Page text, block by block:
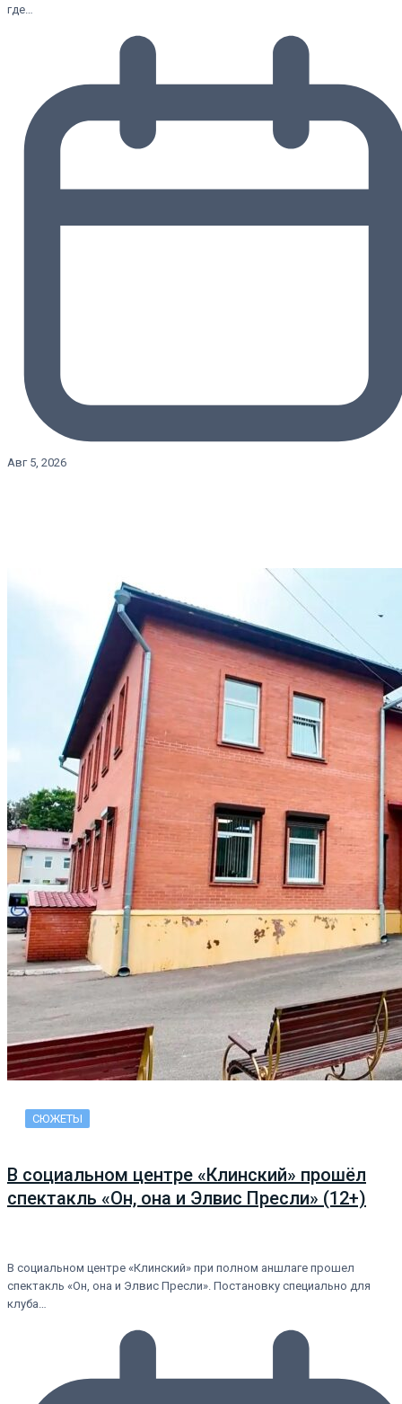
где…
Авг 5, 2026
СЮЖЕТЫ
В социальном центре «Клинский» прошёл
спектакль «Он, она и Элвис Пресли» (12+)
В социальном центре «Клинский» при полном аншлаге прошел
спектакль «Он, она и Элвис Пресли». Постановку специально для
клуба…